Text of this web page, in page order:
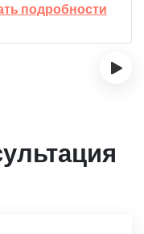
подробности
›